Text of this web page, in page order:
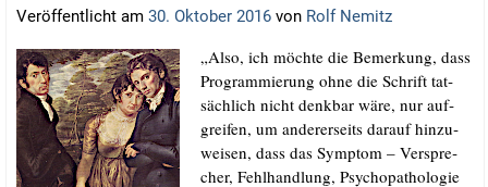
Veröffentlicht am 30. Oktober 2016 von Rolf Nemitz
„Also, ich möch­te die Bemer­kung, dass
Pro­gram­mie­rung ohne die Schrift tat­
säch­lich nicht denk­bar wäre, nur auf­
grei­fen, um ande­rer­seits dar­auf hin­zu­
wei­sen, dass das Sym­ptom – Ver­spre­
cher, Fehl­hand­lung, Psy­cho­pa­tho­lo­gie